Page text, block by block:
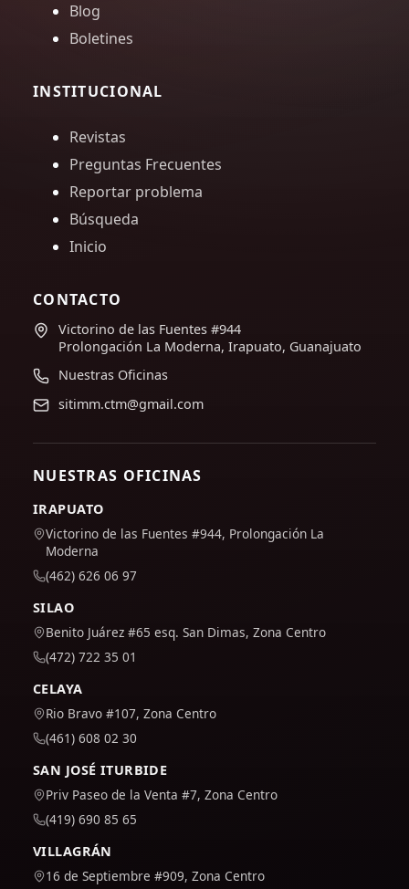
Blog
Boletines
INSTITUCIONAL
Revistas
Preguntas Frecuentes
Reportar problema
Búsqueda
Inicio
CONTACTO
Victorino de las Fuentes #944
Prolongación La Moderna, Irapuato, Guanajuato
Nuestras Oficinas
sitimm.ctm@gmail.com
NUESTRAS OFICINAS
IRAPUATO
Victorino de las Fuentes #944, Prolongación La
Moderna
(462) 626 06 97
SILAO
Benito Juárez #65 esq. San Dimas, Zona Centro
(472) 722 35 01
CELAYA
Rio Bravo #107, Zona Centro
(461) 608 02 30
SAN JOSÉ ITURBIDE
Priv Paseo de la Venta #7, Zona Centro
(419) 690 85 65
VILLAGRÁN
16 de Septiembre #909, Zona Centro